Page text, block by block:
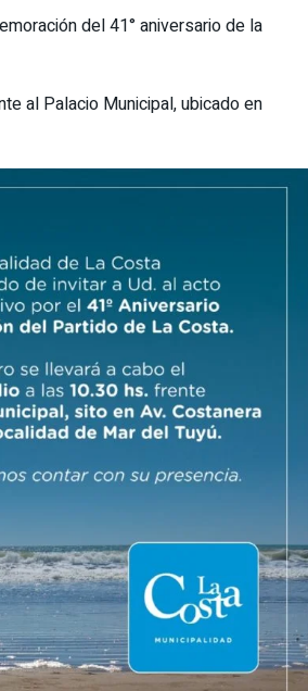
del 41° aniversario de la
al Palacio Municipal, ubicado en